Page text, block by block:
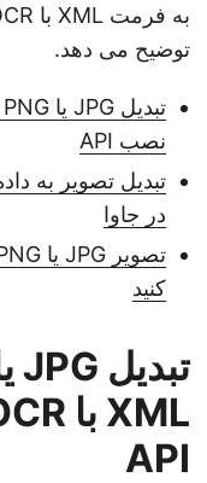
توضیح می دهد.
نصب API
در جاوا
کنید
API